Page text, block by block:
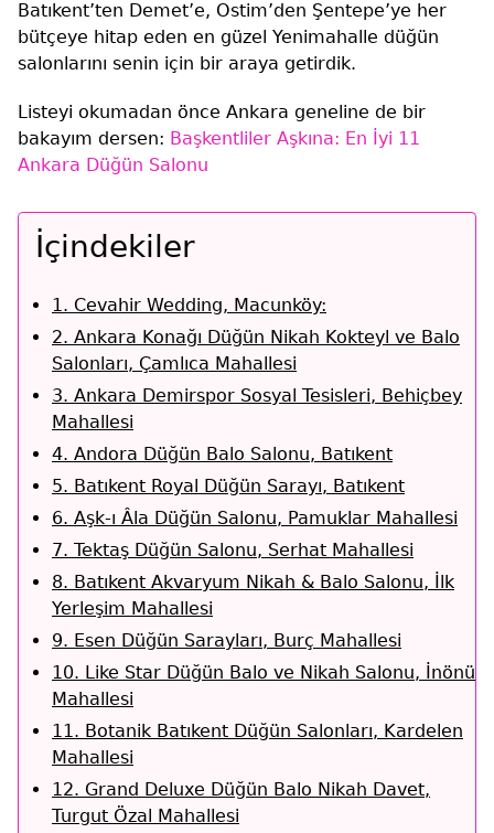
Batıkent’ten Demet’e, Ostim’den Şentepe’ye her
bütçeye hitap eden en güzel Yenimahalle düğün
salonlarını senin için bir araya getirdik.
Listeyi okumadan önce Ankara geneline de bir
bakayım dersen: Başkentliler Aşkına: En İyi 11
Ankara Düğün Salonu
İçindekiler
1. Cevahir Wedding, Macunköy:
2. Ankara Konağı Düğün Nikah Kokteyl ve Balo
Salonları, Çamlıca Mahallesi
3. Ankara Demirspor Sosyal Tesisleri, Behiçbey
Mahallesi
4. Andora Düğün Balo Salonu, Batıkent
5. Batıkent Royal Düğün Sarayı, Batıkent
6. Aşk-ı Âla Düğün Salonu, Pamuklar Mahallesi
7. Tektaş Düğün Salonu, Serhat Mahallesi
8. Batıkent Akvaryum Nikah & Balo Salonu, İlk
Yerleşim Mahallesi
9. Esen Düğün Sarayları, Burç Mahallesi
10. Like Star Düğün Balo ve Nikah Salonu, İnönü
Mahallesi
11. Botanik Batıkent Düğün Salonları, Kardelen
Mahallesi
12. Grand Deluxe Düğün Balo Nikah Davet,
Turgut Özal Mahallesi